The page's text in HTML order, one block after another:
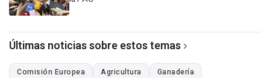
Últimas noticias sobre estos temas
Comisión Europea Agricultura
Ganadería